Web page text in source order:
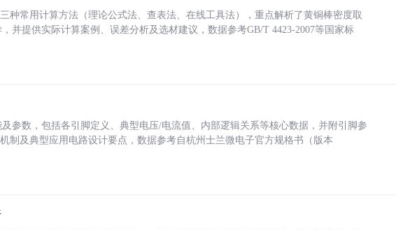
种常用计算方法（理论公式法、查表法、在线工具法），重点解析了黄铜棒密度取
并提供实际计算案例、误差分析及选材建议，数据参考GB/T 4423-2007等国家标
参数，包括各引脚定义、典型电压/电流值、内部逻辑关系等核心数据，并附引脚参
制及典型应用电路设计要点，数据参考自杭州士兰微电子官方规格书（版本